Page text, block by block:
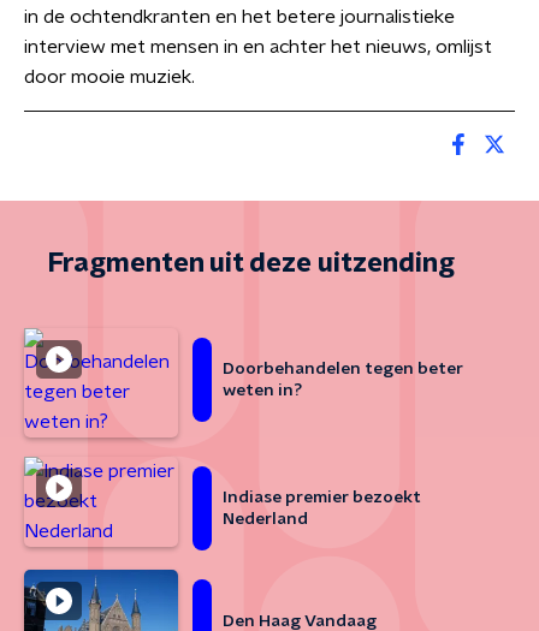
in de ochtendkranten en het betere journalistieke
interview met mensen in en achter het nieuws, omlijst
door mooie muziek.
Fragmenten uit deze uitzending
Doorbehandelen tegen beter
weten in?
Indiase premier bezoekt
Nederland
Den Haag Vandaag